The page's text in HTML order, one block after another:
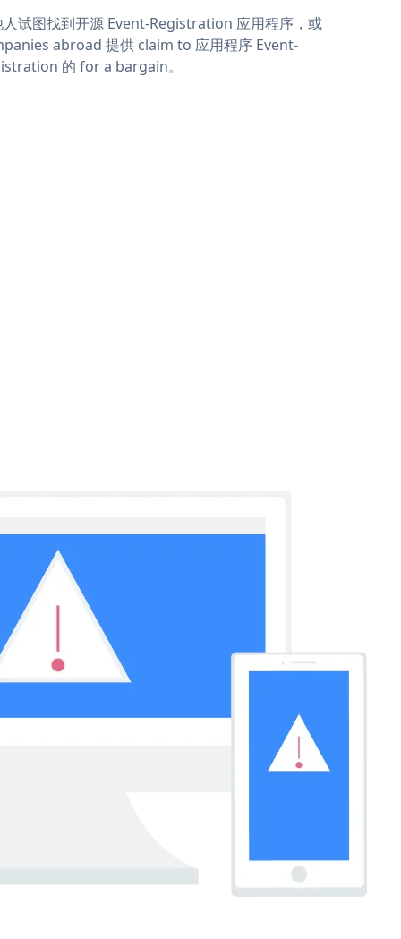
人试图找到开源 Event-Registration 应用程序，或
abroad 提供 claim to 应用程序 Event-
的 for a bargain。